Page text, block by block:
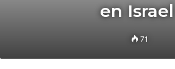
en Israel
71